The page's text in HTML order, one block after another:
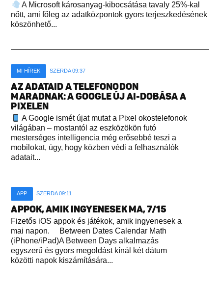
A Microsoft károsanyag-kibocsátása tavaly 25%-kal
nőtt, ami főleg az adatközpontok gyors terjeszkedésének
köszönhető...
MI HÍREK SZERDA 09:37
AZ ADATAID A TELEFONODON
MARADNAK: A GOOGLE ÚJ AI-DOBÁSA A
PIXELEN
A Google ismét újat mutat a Pixel okostelefonok
világában – mostantól az eszközökön futó
mesterséges intelligencia még erősebbé teszi a
mobilokat, úgy, hogy közben védi a felhasználók
adatait...
APP SZERDA 09:11
APPOK, AMIK INGYENESEK MA, 7/15
Fizetős iOS appok és játékok, amik ingyenesek a
mai napon. Between Dates Calendar Math
(iPhone/iPad)A Between Days alkalmazás
egyszerű és gyors megoldást kínál két dátum
közötti napok kiszámítására...